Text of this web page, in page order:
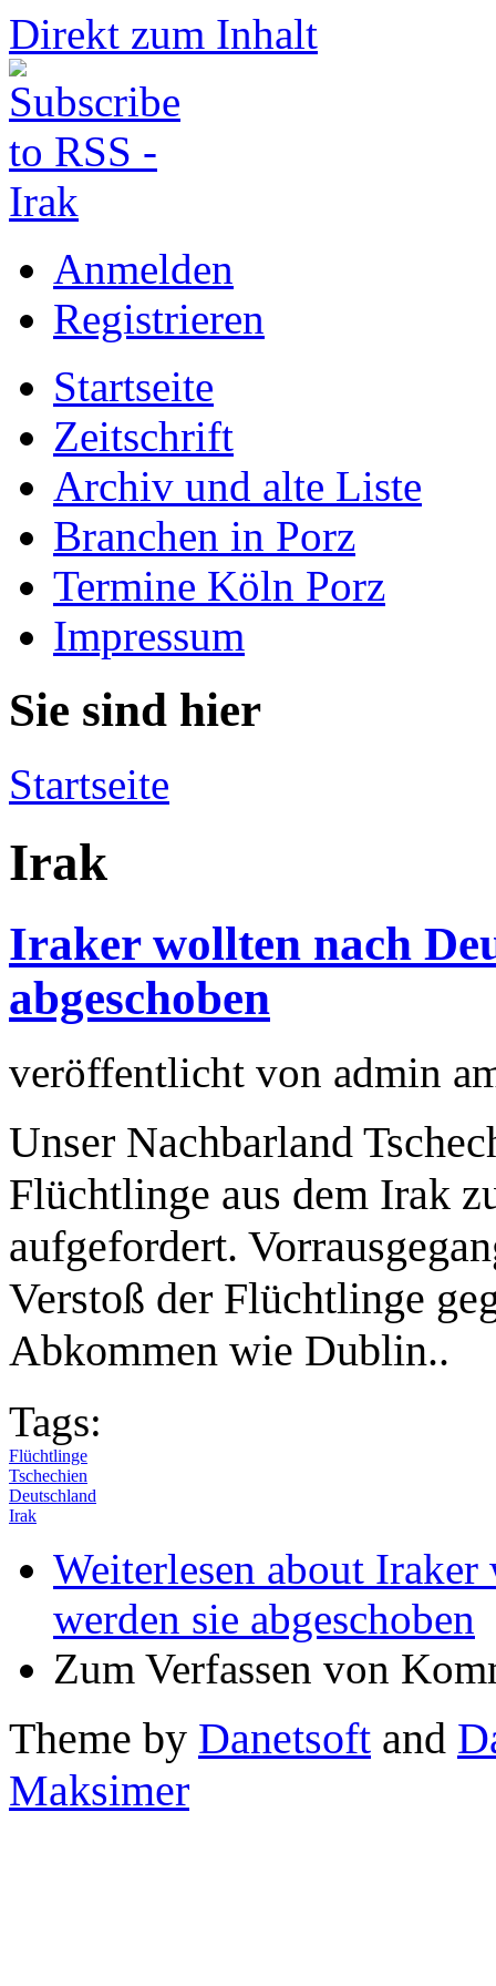
Direkt zum Inhalt
Anmelden
Registrieren
Startseite
Zeitschrift
Archiv und alte Liste
Branchen in Porz
Termine Köln Porz
Impressum
Sie sind hier
Startseite
Irak
Iraker wollten nach
abgeschoben
veröffentlicht von admin
Unser Nachbarland
Flüchtlinge aus dem Irak
aufgefordert.
Verstoß der Flüchtlinge
Abkommen wie Dublin..
Tags:
Flüchtlinge
Tschechien
Deutschland
Irak
Weiterlesen about Iraker
werden sie abgeschoben
Zum Verfassen von
Theme by Danetsoft and
Maksimer